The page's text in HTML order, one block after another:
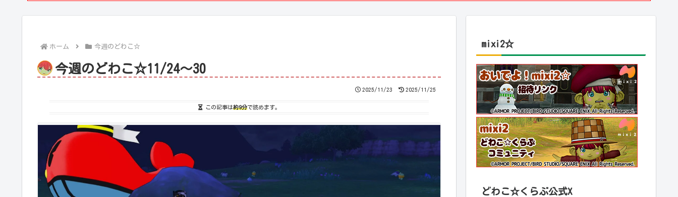
ホーム 今週のどわこ☆
今週のどわこ☆11/24～30
2025/11/23 2025/11/25
この記事は約9分で読めます。
mixi2☆
どわこ☆くらぶ公式X